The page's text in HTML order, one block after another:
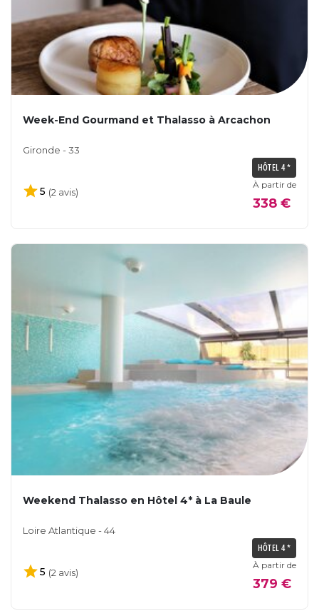
Week-End Gourmand et Thalasso à Arcachon
Gironde - 33
HÔTEL 4 *
5 (2 avis)
À partir de
338 €
Weekend Thalasso en Hôtel 4* à La Baule
Loire Atlantique - 44
HÔTEL 4 *
5 (2 avis)
À partir de
379 €